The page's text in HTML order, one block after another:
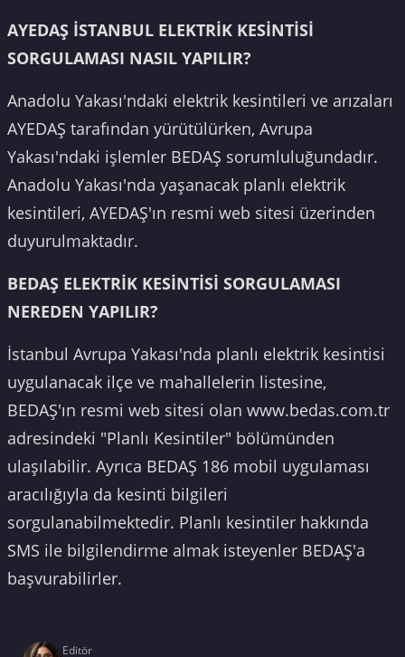
AYEDAŞ İSTANBUL ELEKTRİK KESİNTİSİ
SORGULAMASI NASIL YAPILIR?
Anadolu Yakası'ndaki elektrik kesintileri ve arızaları
AYEDAŞ tarafından yürütülürken, Avrupa
Yakası'ndaki işlemler BEDAŞ sorumluluğundadır.
Anadolu Yakası'nda yaşanacak planlı elektrik
kesintileri, AYEDAŞ'ın resmi web sitesi üzerinden
duyurulmaktadır.
BEDAŞ ELEKTRİK KESİNTİSİ SORGULAMASI
NEREDEN YAPILIR?
İstanbul Avrupa Yakası'nda planlı elektrik kesintisi
uygulanacak ilçe ve mahallelerin listesine,
BEDAŞ'ın resmi web sitesi olan www.bedas.com.tr
adresindeki "Planlı Kesintiler" bölümünden
ulaşılabilir. Ayrıca BEDAŞ 186 mobil uygulaması
aracılığıyla da kesinti bilgileri
sorgulanabilmektedir. Planlı kesintiler hakkında
SMS ile bilgilendirme almak isteyenler BEDAŞ'a
başvurabilirler.
Editör